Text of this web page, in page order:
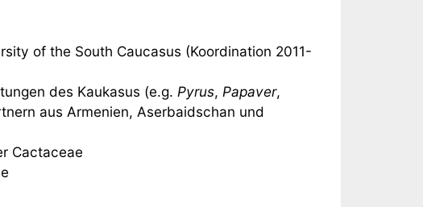
of the South Caucasus (Koordination 2011-
des Kaukasus (e.g. Pyrus, Papaver,
aus Armenien, Aserbaidschan und
Cactaceae